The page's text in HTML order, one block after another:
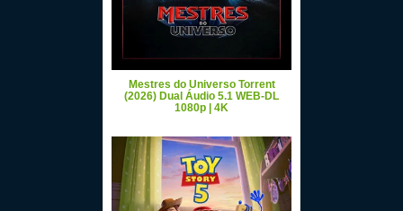
Mestres do Universo Torrent
(2026) Dual Áudio 5.1 WEB-DL
1080p | 4K